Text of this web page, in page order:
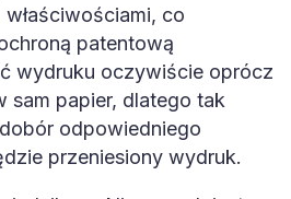
co
patentową
wydruku oczywiście oprócz
sam papier, dlatego tak
odpowiedniego
przeniesiony wydruk.